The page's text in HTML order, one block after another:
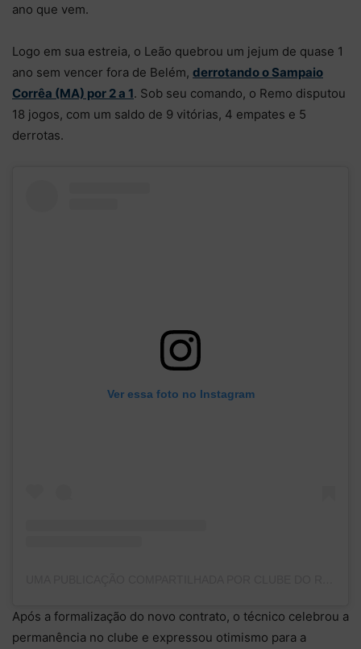
ano que vem.
Logo em sua estreia, o Leão quebrou um jejum de quase 1
ano sem vencer fora de Belém, derrotando o Sampaio
Corrêa (MA) por 2 a 1. Sob seu comando, o Remo disputou
18 jogos, com um saldo de 9 vitórias, 4 empates e 5
derrotas.
Ver essa foto no Instagram
Após a formalização do novo contrato, o técnico celebrou a
permanência no clube e expressou otimismo para a